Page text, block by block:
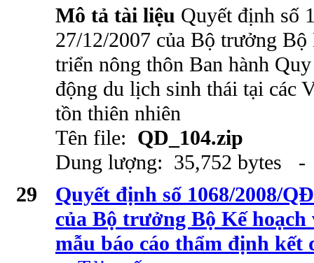
Mô tả tài liệu Quyết định số
27/12/2007 của Bộ trưởng
triển nông thôn Ban hành
động du lịch sinh thái tại các
tồn thiên nhiên
Tên file: QD_104.zip
Dung lượng: 35,752 bytes
29
Quyết định số 1068/2008/
của Bộ trưởng Bộ Kế
mẫu báo cáo thẩm định kết